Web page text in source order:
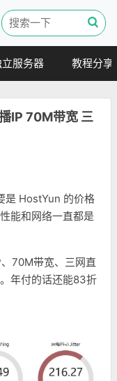
服务器 教程分享
建站教程
IP 70M带宽 三
是 HostYun 的价格
能和网络一直都是
70M带宽、三网直
年付的话还能83折